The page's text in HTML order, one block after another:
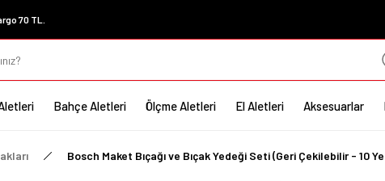
70 TL.
Bahçe Aletleri Ölçme Aletleri El Aletleri Aksesuarlar
Bosch Maket Bıçağı ve Bıçak Yedeği Seti (Geri Çekilebilir - 10